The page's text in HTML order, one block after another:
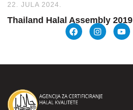
22. JULA 2024.
Thailand Halal Assembly 2019